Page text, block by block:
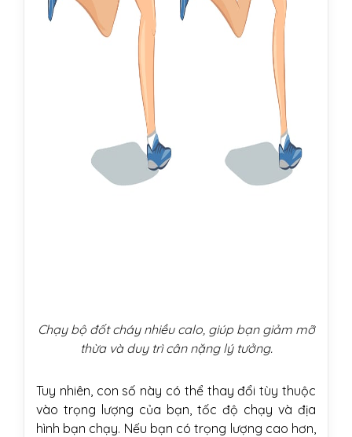
Chạy bộ đốt cháy nhiều calo, giúp bạn giảm mỡ
thừa và duy trì cân nặng lý tưởng.
Tuy nhiên, con số này có thể thay đổi tùy thuộc
vào trọng lượng của bạn, tốc độ chạy và địa
hình bạn chạy. Nếu bạn có trọng lượng cao hơn,